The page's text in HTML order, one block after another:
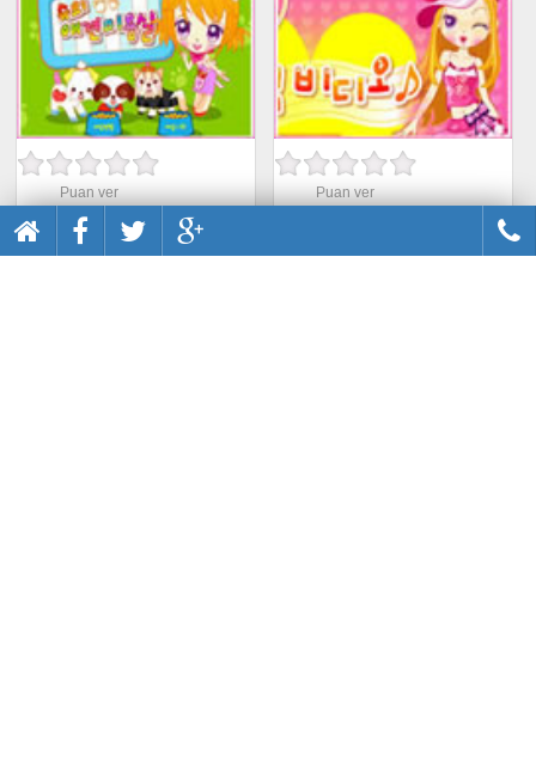
Puan ver Puan ver
Sue Pasta Yapma